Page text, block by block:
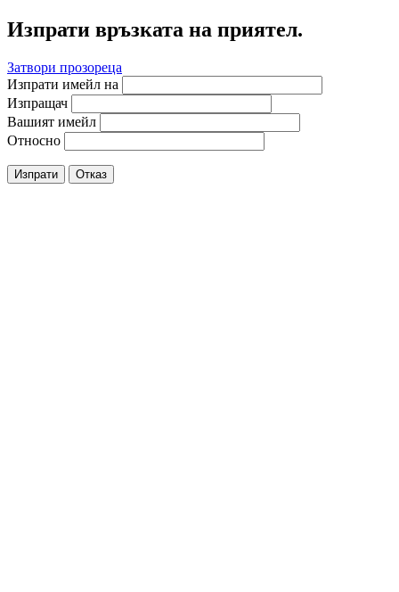
Изпрати връзката на приятел.
Затвори прозореца
Изпрати имейл на
Изпращач
Вашият имейл
Относно
Изпрати Отказ